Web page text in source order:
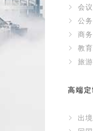
会
公
商
教
旅
高端
出